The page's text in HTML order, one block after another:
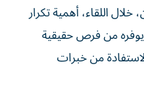
اللقاء، أهمية تكرار
يوفره من فرص حقيقية
من خبرات